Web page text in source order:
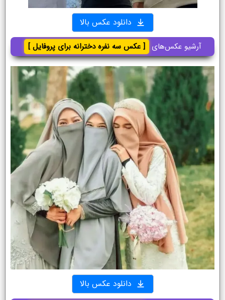
دانلود عکس بالا
آرشیو عکس‌های [ عکس سه نفره دخترانه برای پروفایل ]
دانلود عکس بالا